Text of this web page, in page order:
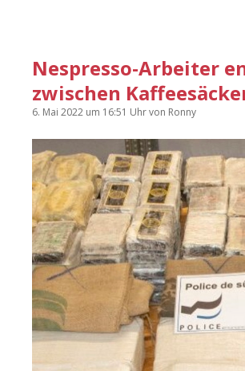
Nespresso-Arbeiter
zwischen
6. Mai 2022 um 16:51 Uhrvon Ronny